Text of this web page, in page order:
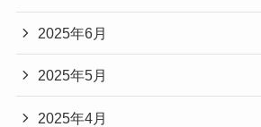
2025年6月
2025年5月
2025年4月